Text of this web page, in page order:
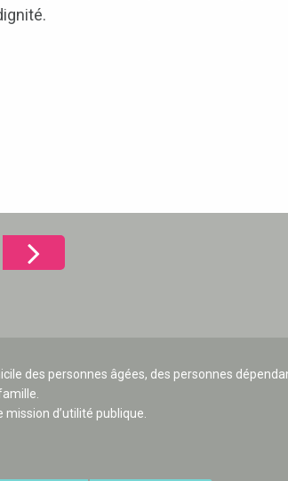
des personnes âgées, des personnes
d’utilité publique.